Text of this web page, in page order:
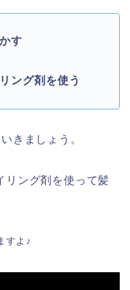
す
ング剤を使う
きましょう。
リング剤を使って髪
すよ♪